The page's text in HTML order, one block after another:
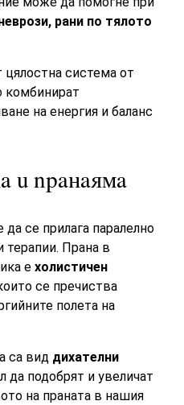
рани по тялото
система от
комбинират
на енергия и баланс
и пранаяма
се прилага паралелно
терапии. Прана в
ехолистичен
се пречиства
полета на
са вид дихателни
да подобрят и увеличат
на праната в нашия